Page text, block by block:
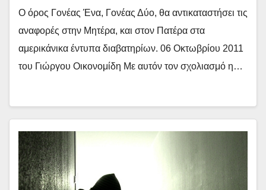
Ο όρος Γονέας Ένα, Γονέας Δύο, θα αντικαταστήσει τις
αναφορές στην Μητέρα, και στον Πατέρα στα
αμερικάνικα έντυπα διαβατηρίων. 06 Οκτωβρίου 2011
του Γιώργου Οικονομίδη Με αυτόν τον σχολιασμό η…